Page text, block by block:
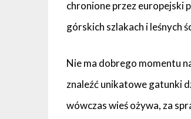
chronione przez europejski
górskich szlakach i leśnych
Nie ma dobrego momentu
znaleźć unikatowe gatunki
wówczas wieś ożywa, za